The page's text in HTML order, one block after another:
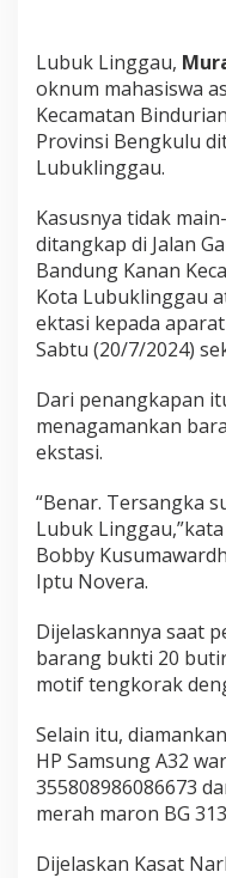
Lubuk Linggau,
oknum mahasiswa
Kecamatan
Provinsi Bengkulu
Lubuklinggau.
Kasusnya tidak
ditangkap di Jalan
Bandung Kanan
Kota Lubuklinggau
ektasi kepada
Sabtu (20/7/2024)
Dari penangkapan
menagamankan
ekstasi.
“Benar. Tersangka
Lubuk
Bobby
Iptu Novera.
Dijelaskannya saat
barang bukti 20
motif tengkorak
Selain itu,
HP Samsung A32
355808986086673
merah maron BG
Dijelaskan Kasat